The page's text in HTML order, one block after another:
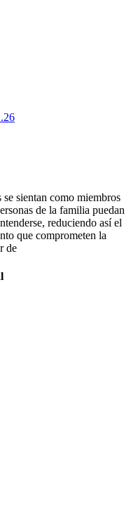
sientan como miembros
de la familia puedan
reduciendo así el
que comprometen la
de